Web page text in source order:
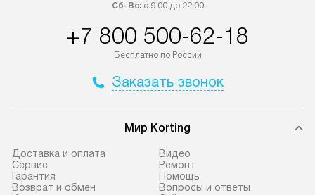
Сб-Вс:с 9:00 до 22:00
+7 800 500-62-18
Бесплатно по России
Заказать звонок
Мир Korting
Доставка и оплата
Сервис
Гарантия
Возврат и обмен
Видео
Ремонт
Помощь
Вопросы и ответы